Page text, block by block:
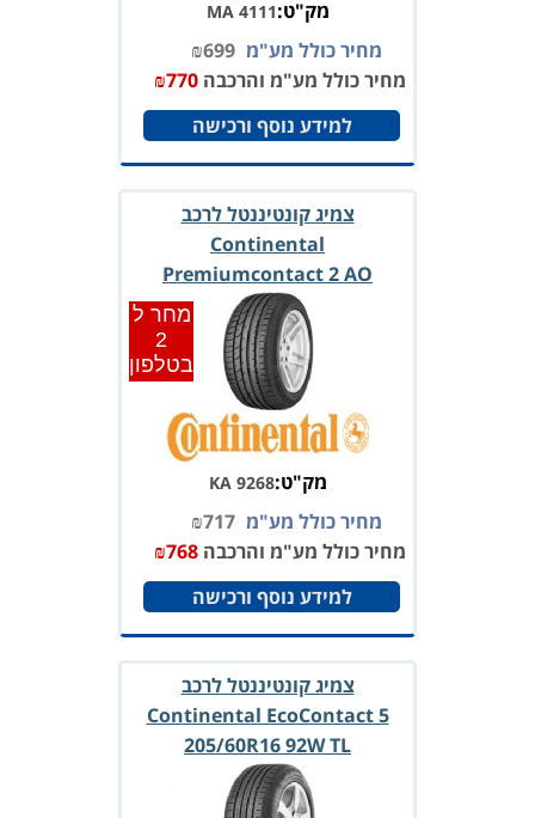
מק"ט:MA 4111
מחיר כולל מע"מ ₪699
מחיר כולל מע"מ והרכבה
₪770
למידע נוסף ורכישה
צמיג קונטיננטל לרכב
Continental
Premiumcontact 2 AO
215/45R16 90V XL
מחר ל
בטלפון
מק"ט:KA 9268
מחיר כולל מע"מ ₪717
מחיר כולל מע"מ והרכבה
₪768
למידע נוסף ורכישה
צמיג קונטיננטל לרכב
Continental EcoContact 5
205/60R16 92W TL